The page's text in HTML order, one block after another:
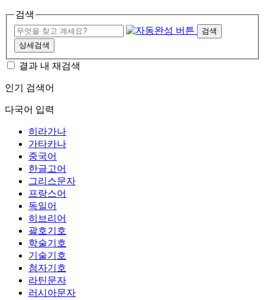
검색
검색
상세검색
결과 내 재검색
인기 검색어
다국어 입력
히라가나
가타카나
중국어
한글고어
그리스문자
프랑스어
독일어
히브리어
괄호기호
학술기호
기술기호
첨자기호
라틴문자
러시아문자